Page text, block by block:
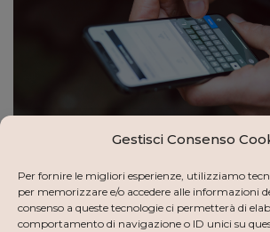
Gestisci Consenso
Per fornire le migliori esperienze, utilizziamo
per memorizzare e/o accedere alle informazioni
consenso a queste tecnologie ci permetterà di
comportamento di navigazione o ID unici su
Implementazione
On e SPID